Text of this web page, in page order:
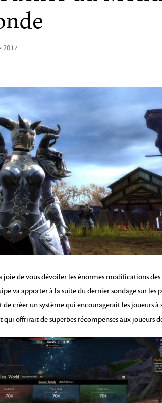
2017
joie de vous dévoiler les énormes modifications des
va apporter à la suite du dernier sondage sur les
créer un système qui encouragerait les joueurs à
qui offrirait de superbes récompenses aux joueurs